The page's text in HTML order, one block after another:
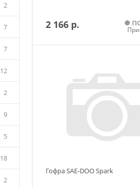
2
7
7
12
2
9
5
18
2
2 166 р.
Гофра SAE-DOO Spark